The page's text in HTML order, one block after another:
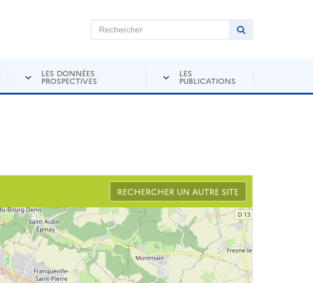
Rechercher sur Andra Inventaire Rechercher
Lancer la
LES DONNÉES
PROSPECTIVES
LES
PUBLICATIONS
RECHERCHER UN AUTRE SITE